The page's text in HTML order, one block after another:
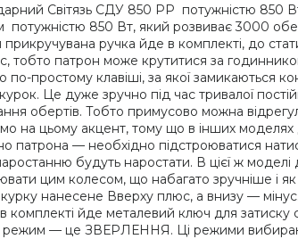
Світязь СДУ 850 РР потужністю 850
потужністю 850 Вт, який розвиває 3000
ручка йде в комплекті, до
тобто патрон може крутитися за
по-простому клавіші, за якої замикаються
Це дуже зручно під час тривалої
обертів. Тобто примусово можна
на цьому акцент, тому що в інших моделях
патрона — необхідно підстроюватися
будуть наростати. В цієї ж
цим колесом, що набагато зручніше і
нанесене Вверху плюс, а внизу —
комплекті йде металевий ключ для
режим — це ЗВЕРЛЕННЯ. Ці режими